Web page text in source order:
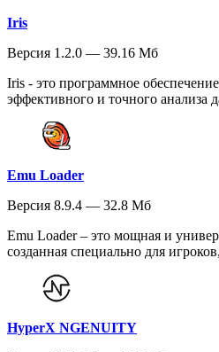
Iris
Версия 1.2.0 — 39.16 Мб
Iris - это программное
эффективного и точного анализа
Emu Loader
Версия 8.9.4 — 32.8 Мб
Emu Loader – это мощная и
созданная специально для
HyperX NGENUITY